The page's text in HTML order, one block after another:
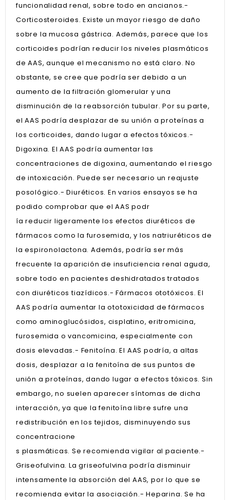
funcionalidad renal, sobre todo en ancianos.-
Corticosteroides. Existe un mayor riesgo de daño
sobre la mucosa gástrica. Además, parece que los
corticoides podrían reducir los niveles plasmáticos
de AAS, aunque el mecanismo no está claro. No
obstante, se cree que podría ser debido a un
aumento de la filtración glomerular y una
disminución de la reabsorción tubular. Por su parte,
el AAS podría desplazar de su unión a proteínas a
los corticoides, dando lugar a efectos tóxicos.-
Digoxina. El AAS podría aumentar las
concentraciones de digoxina, aumentando el riesgo
de intoxicación. Puede ser necesario un reajuste
posológico.- Diuréticos. En varios ensayos se ha
podido comprobar que el AAS podr
ía reducir ligeramente los efectos diuréticos de
fármacos como la furosemida, y los natriuréticos de
la espironolactona. Además, podría ser más
frecuente la aparición de insuficiencia renal aguda,
sobre todo en pacientes deshidratados tratados
con diuréticos tiazídicos.- Fármacos ototóxicos. El
AAS podría aumentar la ototoxicidad de fármacos
como aminoglucósidos, cisplatino, eritromicina,
furosemida o vancomicina, especialmente con
dosis elevadas.- Fenitoína. El AAS podría, a altas
dosis, desplazar a la fenitoína de sus puntos de
unión a proteínas, dando lugar a efectos tóxicos. Sin
embargo, no suelen aparecer síntomas de dicha
interacción, ya que la fenitoína libre sufre una
redistribución en los tejidos, disminuyendo sus
concentracione
s plasmáticas. Se recomienda vigilar al paciente.-
Griseofulvina. La griseofulvina podría disminuir
intensamente la absorción del AAS, por lo que se
recomienda evitar la asociación.- Heparina. Se ha